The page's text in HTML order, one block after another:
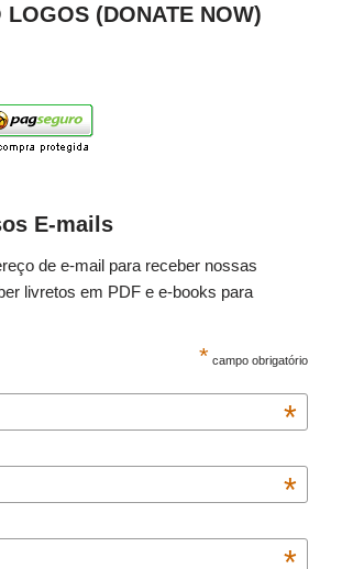
LOGOS (DONATE NOW)
E-mails
de e-mail para receber nossas
livretos em PDF e e-books para
* campo obrigatório
*
*